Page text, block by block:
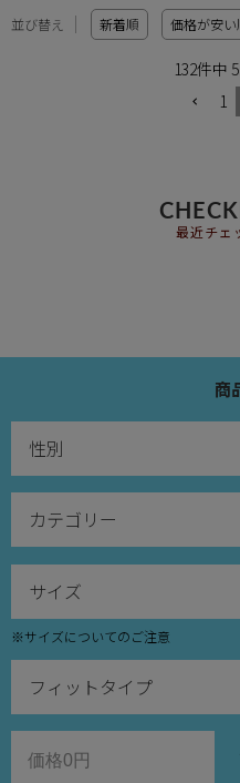
並び替え 新着順 価格が安い
132件中
1
最近チェ
商
※サイズについてのご注意